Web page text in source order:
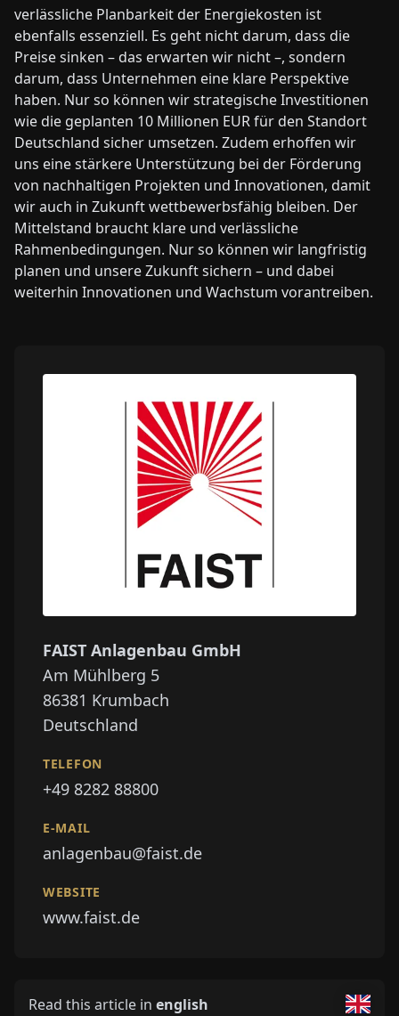
verlässliche Planbarkeit der Energiekosten ist
ebenfalls essenziell. Es geht nicht darum, dass die
Preise sinken – das erwarten wir nicht –, sondern
darum, dass Unternehmen eine klare Perspektive
haben. Nur so können wir strategische Investitionen
wie die geplanten 10 Millionen EUR für den Standort
Deutschland sicher umsetzen. Zudem erhoffen wir
uns eine stärkere Unterstützung bei der Förderung
von nachhaltigen Projekten und Innovationen, damit
wir auch in Zukunft wettbewerbsfähig bleiben. Der
Mittelstand braucht klare und verlässliche
Rahmenbedingungen. Nur so können wir langfristig
planen und unsere Zukunft sichern – und dabei
weiterhin Innovationen und Wachstum vorantreiben.
FAIST Anlagenbau GmbH
Am Mühlberg 5
86381 Krumbach
Deutschland
TELEFON
+49 8282 88800
E-MAIL
anlagenbau@faist.de
WEBSITE
www.faist.de
Read this article in english